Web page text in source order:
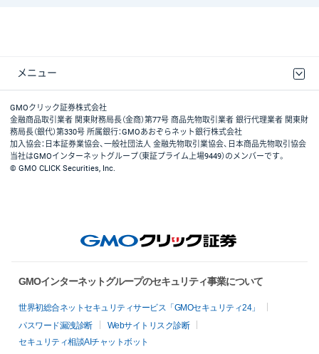
メニュー
取引規程・約款
最良執行方針
ディスクレイマー
リスク説明
GMOクリック証券ホームページ
GMOクリック証券株式会社
金融商品取引業者 関東財務局長（金商）第77号 商品先物取引業者 銀行代理業者 関東財
務局長（銀代）第330号 所属銀行：GMOあおぞらネット銀行株式会社
加入協会：日本証券業協会、一般社団法人 金融先物取引業協会、日本商品先物取引協会
当社はGMOインターネットグループ（東証プライム上場9449）のメンバーです。
© GMO CLICK Securities, Inc.
GMOインターネットグループのセキュリティ事業について
世界初総合ネットセキュリティサービス「GMOセキュリティ24」
パスワード漏洩診断
Webサイトリスク診断
セキュリティ相談AIチャットボット